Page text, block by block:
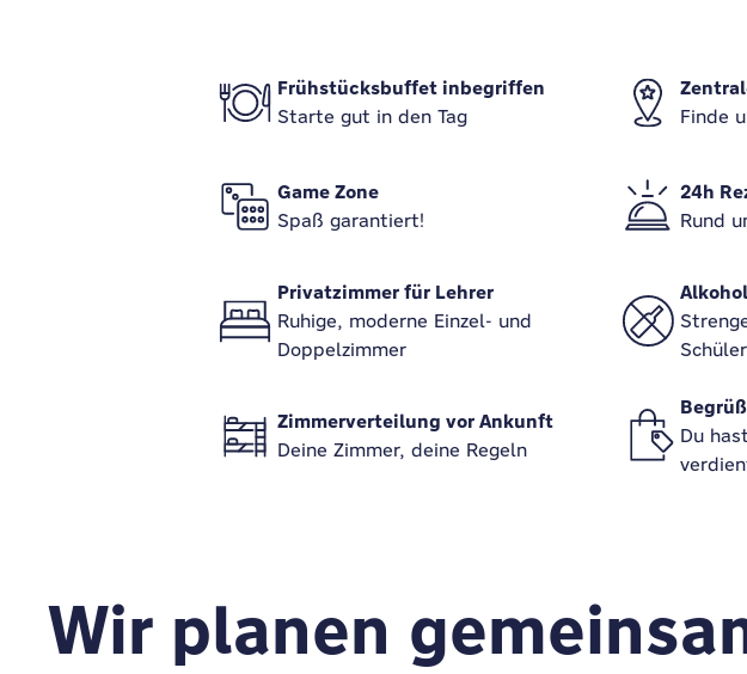
Frühstücksbuffet inbegriffen
Starte gut in den Tag Finde
Game Zone
Spaß garantiert!
24h
Rund
Privatzimmer für Lehrer
Ruhige, moderne Einzel- und
Doppelzimmer
Schüler
Zimmerverteilung vor Ankunft
Deine Zimmer, deine Regeln
Du
Wir planen